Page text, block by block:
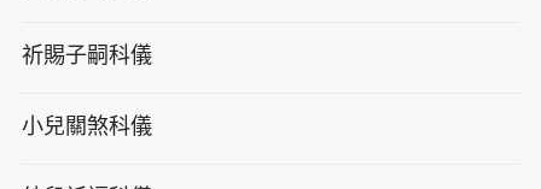
祈賜子嗣科儀
小兒關煞科儀